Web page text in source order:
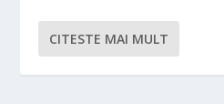
CITESTE MAI MULT